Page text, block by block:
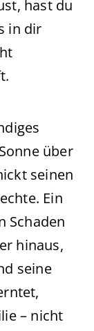
hast du
in dir
über
seinen
Ein
Schaden
hinaus,
seine
– nicht